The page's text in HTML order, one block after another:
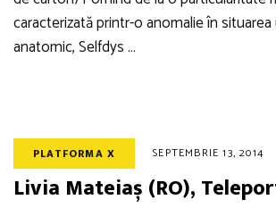
caracterizată printr-o anomalie în
anatomic, Selfdys …
PLATFORMA X SEPTEMBRIE 13, 2014
Livia Mateiaș (RO),